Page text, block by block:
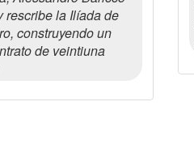
rescribe la Ilíada de
construyendo un
de veintiuna